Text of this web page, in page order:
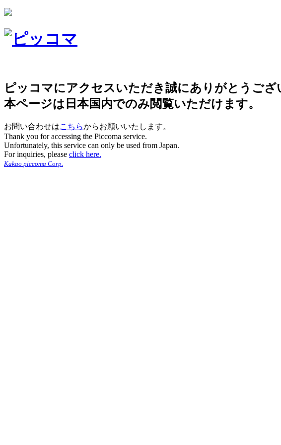
ピッコマにアクセスいただき誠にありがとうござ
本ページは日本国内でのみ閲覧いただけます。
お問い合わせはこちらからお願いいたします。
Thank you for accessing the Piccoma service.
Unfortunately, this service can only be used from Japan.
For inquiries, please click here.
Kakao piccoma Corp.